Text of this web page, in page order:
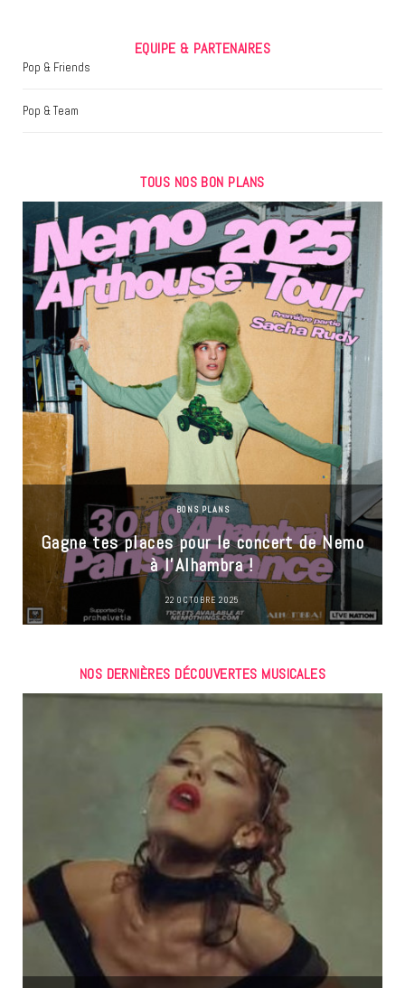
EQUIPE & PARTENAIRES
Pop & Friends
Pop & Team
TOUS NOS BON PLANS
BONS PLANS
Gagne tes places pour le concert de Nemo
à l’Alhambra !
22 OCTOBRE 2025
NOS DERNIÈRES DÉCOUVERTES MUSICALES